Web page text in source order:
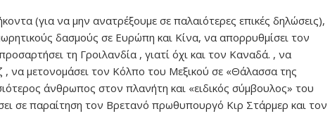
(για να μην ανατρέξουμε σε παλαιότερες επικές δηλώσεις),
δασμούς σε Ευρώπη και Κίνα, να απορρυθμίσει τον
τη Γροιλανδία , γιατί όχι και τον Καναδά. , να
, να μετονομάσει τον Κόλπο του Μεξικού σε «Θάλασσα της
άνθρωπος στον πλανήτη και «ειδικός σύμβουλος» του
σε παραίτηση τον Βρετανό πρωθυπουργό Κιρ Στάρμερ και τον